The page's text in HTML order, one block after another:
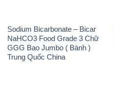
Sodium Bicarbonate – Bicar
NaHCO3 Food Grade 3 Chữ
GGG Bao Jumbo ( Bành )
Trung Quốc China